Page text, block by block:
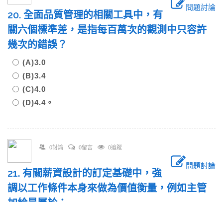
問題討論
20. 全面品質管理的相關工具中，有
關六個標準差，是指每百萬次的觀測中只容許
幾次的錯誤？
(A)3.0
(B)3.4
(C)4.0
(D)4.4。
0討論 0留言 0追蹤
問題討論
21. 有關薪資設計的訂定基礎中，強
調以工作條件本身來做為價值衡量，例如主管